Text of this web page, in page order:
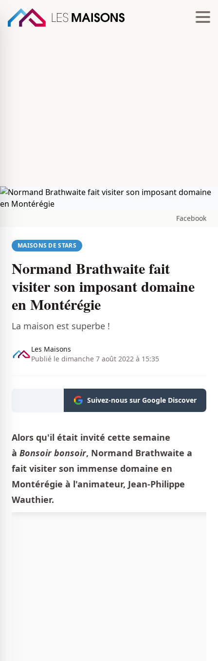
Facebook
MAISONS DE STARS
Normand Brathwaite fait
visiter son imposant domaine
en Montérégie
La maison est superbe !
Les Maisons
Publié le dimanche 7 août 2022 à 15:35
Suivez-nous sur Google Discover
Alors qu'il était invité cette semaine
à Bonsoir bonsoir, Normand Brathwaite a
fait visiter son immense domaine en
Montérégie à l'animateur, Jean-Philippe
Wauthier.